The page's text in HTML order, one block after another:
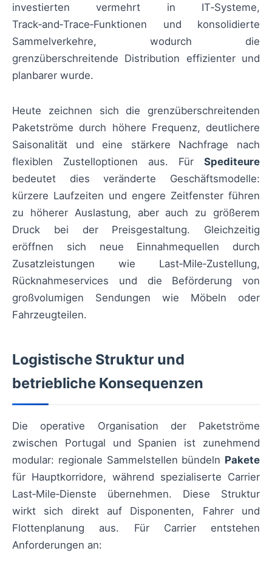
investierten vermehrt in IT‑Systeme,
Track‑and‑Trace‑Funktionen und konsolidierte
Sammelverkehre, wodurch die
grenzüberschreitende Distribution effizienter und
planbarer wurde.
Heute zeichnen sich die grenzüberschreitenden
Paketströme durch höhere Frequenz, deutlichere
Saisonalität und eine stärkere Nachfrage nach
flexiblen Zustelloptionen aus. Für Spediteure
bedeutet dies veränderte Geschäftsmodelle:
kürzere Laufzeiten und engere Zeitfenster führen
zu höherer Auslastung, aber auch zu größerem
Druck bei der Preisgestaltung. Gleichzeitig
eröffnen sich neue Einnahmequellen durch
Zusatzleistungen wie Last‑Mile‑Zustellung,
Rücknahmeservices und die Beförderung von
großvolumigen Sendungen wie Möbeln oder
Fahrzeugteilen.
Logistische Struktur und
betriebliche Konsequenzen
Die operative Organisation der Paketströme
zwischen Portugal und Spanien ist zunehmend
modular: regionale Sammelstellen bündeln Pakete
für Hauptkorridore, während spezialiserte Carrier
Last‑Mile‑Dienste übernehmen. Diese Struktur
wirkt sich direkt auf Disponenten, Fahrer und
Flottenplanung aus. Für Carrier entstehen
Anforderungen an: